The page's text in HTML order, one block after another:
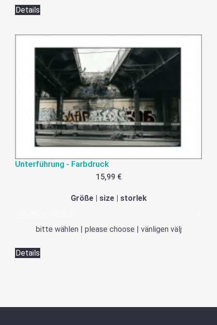
Details
Unterführung - Farbdruck
15,99 €
Größe | size | storlek
bitte wählen | please choose | vänligen välj
Details